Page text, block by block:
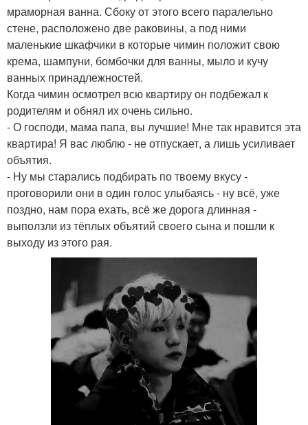
мраморная ванна. Сбоку от этого всего паралельно
стене, расположено две раковины, а под ними
маленькие шкафчики в которые чимин положит свою
крема, шампуни, бомбочки для ванны, мыло и кучу
ванных принадлежностей.
Когда чимин осмотрел всю квартиру он подбежал к
родителям и обнял их очень сильно.
- О господи, мама папа, вы лучшие! Мне так нравится эта
квартира! Я вас люблю - не отпускает, а лишь усиливает
объятия.
- Ну мы старались подбирать по твоему вкусу -
проговорили они в один голос улыбаясь - ну всё, уже
поздно, нам пора ехать, всё же дорога длинная -
выползли из тёплых объятий своего сына и пошли к
выходу из этого рая.